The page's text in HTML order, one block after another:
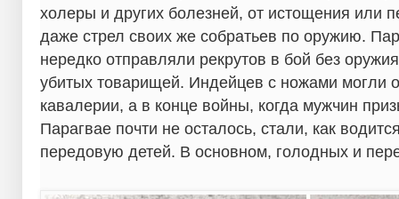
холеры и других болезней, от истощения или
даже стрел своих же собратьев по оружию.
нередко отправляли рекрутов в бой без
убитых товарищей. Индейцев с ножами могли
кавалерии, а в конце войны, когда мужчин
Парагвае почти не осталось, стали, как
передовую детей. В основном, голодных и